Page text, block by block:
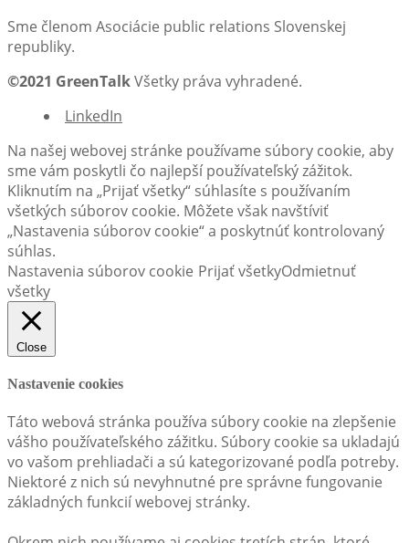
Sme členom Asociácie public relations Slovenskej
republiky.
©2021 GreenTalkVšetky práva vyhradené.
LinkedIn
Na našej webovej stránke používame súbory cookie, aby
sme vám poskytli čo najlepší používateľský zážitok.
Kliknutím na „Prijať všetky“ súhlasíte s používaním
všetkých súborov cookie. Môžete však navštíviť
„Nastavenia súborov cookie“ a poskytnúť kontrolovaný
súhlas.
Nastavenia súborov cookie Prijať všetkyOdmietnuť
všetky
Close
Nastavenie cookies
Táto webová stránka používa súbory cookie na zlepšenie
vášho používateľského zážitku. Súbory cookie sa ukladajú
vo vašom prehliadači a sú kategorizované podľa potreby.
Niektoré z nich sú nevyhnutné pre správne fungovanie
základných funkcií webovej stránky.